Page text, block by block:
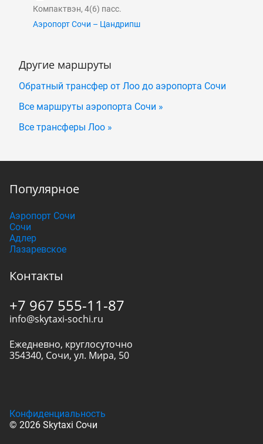
Компактвэн, 4(6) пасс.
Аэропорт Сочи – Цандрипш
Другие маршруты
Обратный трансфер от Лоо до аэропорта Сочи
Все маршруты аэропорта Сочи »
Все трансферы Лоо »
Популярное
Аэропорт Сочи
Сочи
Адлер
Лазаревское
Контакты
+7 967 555-11-87
info@skytaxi-sochi.ru
Ежедневно, круглосуточно
354340, Сочи, ул. Мира, 50
© 2026 Skytaxi Сочи
Конфиденциальность